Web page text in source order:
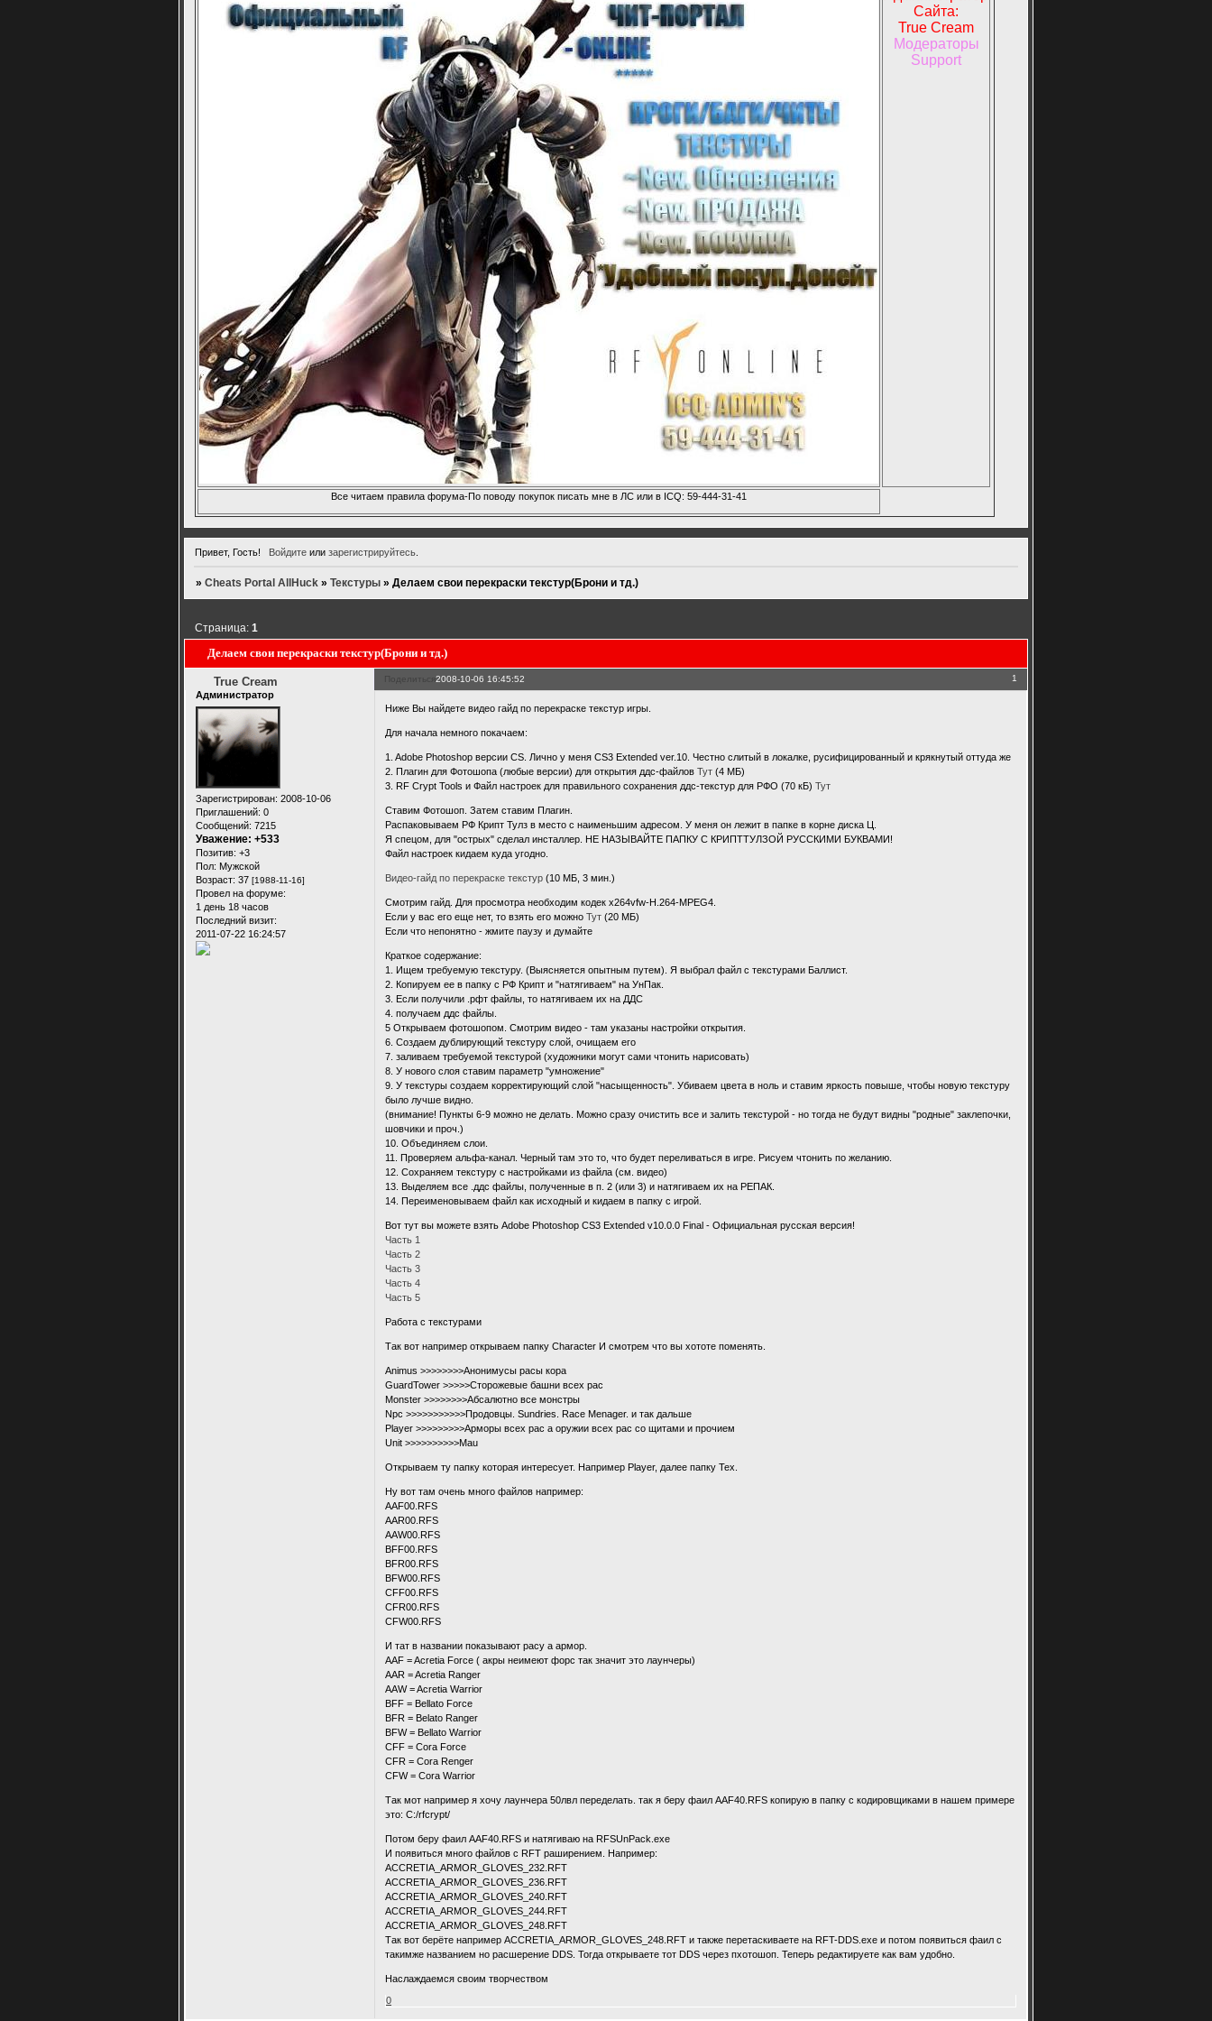
Сайта:
True Cream
Модераторы
Support
Все читаем правила форума-По поводу покупок писать мне в ЛС или в ICQ: 59-444-31-41
Привет, Гость! Войдитеили зарегистрируйтесь.
»Cheats Portal AllHuck »Текстуры »Делаем свои перекраски текстур(Брони и тд.)
Делаем свои перекраски текстур(Брони и тд.)
Страница:1
Поделиться 1
2008-10-06 16:45:52
True Cream
Администратор
Зарегистрирован: 2008-10-06
Приглашений: 0
Сообщений: 7215
Уважение: +533
Позитив: +3
Пол: Мужской
Возраст: 37 [1988-11-16]
Провел на форуме:
1 день 18 часов
Последний визит:
2011-07-22 16:24:57
Ниже Вы найдете видео гайд по перекраске текстур игры.
Для начала немного покачаем:
1. Adobe Photoshop версии CS. Лично у меня CS3 Extended ver.10. Честно слитый в локалке, русифицированный и крякнутый оттуда же
2. Плагин для Фотошопа (любые версии) для открытия ддс-файловТут (4 МБ)
3. RF Crypt Tools и Файл настроек для правильного сохранения ддс-текстур для РФО (70 кБ)Тут
Ставим Фотошоп. Затем ставим Плагин.
Распаковываем РФ Крипт Тулз в место с наименьшим адресом. У меня он лежит в папке в корне диска Ц.
Я спецом, для "острых" сделал инсталлер. НЕ НАЗЫВАЙТЕ ПАПКУ С КРИПТТУЛЗОЙ РУССКИМИ БУКВАМИ!
Файл настроек кидаем куда угодно.
Видео-гайд по перекраске текстур (10 МБ, 3 мин.)
Смотрим гайд. Для просмотра необходим кодек x264vfw-H.264-MPEG4.
Если у вас его еще нет, то взять его можноТут (20 МБ)
Если что непонятно - жмите паузу и думайте
Краткое содержание:
1. Ищем требуемую текстуру. (Выясняется опытным путем). Я выбрал файл с текстурами Баллист.
2. Копируем ее в папку с РФ Крипт и "натягиваем" на УнПак.
3. Если получили .рфт файлы, то натягиваем их на ДДС
4. получаем ддс файлы.
5 Открываем фотошопом. Смотрим видео - там указаны настройки открытия.
6. Создаем дублирующий текстуру слой, очищаем его
7. заливаем требуемой текстурой (художники могут сами чтонить нарисовать)
8. У нового слоя ставим параметр "умножение"
9. У текстуры создаем корректирующий слой "насыщенность". Убиваем цвета в ноль и ставим яркость повыше, чтобы новую текстуру
было лучше видно.
(внимание! Пункты 6-9 можно не делать. Можно сразу очистить все и залить текстурой - но тогда не будут видны "родные" заклепочки,
шовчики и проч.)
10. Объединяем слои.
11. Проверяем альфа-канал. Черный там это то, что будет переливаться в игре. Рисуем чтонить по желанию.
12. Сохраняем текстуру с настройками из файла (см. видео)
13. Выделяем все .ддс файлы, полученные в п. 2 (или 3) и натягиваем их на РЕПАК.
14. Переименовываем файл как исходный и кидаем в папку с игрой.
Вот тут вы можете взять Adobe Photoshop CS3 Extended v10.0.0 Final - Официальная русская версия!
Часть 1
Часть 2
Часть 3
Часть 4
Часть 5
Работа с текстурами
Так вот например открываем папку Character И смотрем что вы хототе поменять.
Animus >>>>>>>>Анонимусы расы кора
GuardTower >>>>>Сторожевые башни всех рас
Monster >>>>>>>>Абсалютно все монстры
Npc >>>>>>>>>>>Продовцы. Sundries. Race Menager. и так дальше
Player >>>>>>>>>Арморы всех рас а оружии всех рас со щитами и прочием
Unit >>>>>>>>>>Mau
Открываем ту папку которая интересует. Например Player, далее папку Tex.
Ну вот там очень много файлов например:
AAF00.RFS
AAR00.RFS
AAW00.RFS
BFF00.RFS
BFR00.RFS
BFW00.RFS
CFF00.RFS
CFR00.RFS
CFW00.RFS
И тат в названии показывают расу а армор.
AAF = Acretia Force ( акры неимеют форс так значит это лаунчеры)
AAR = Acretia Ranger
AAW = Acretia Warrior
BFF = Bellato Force
BFR = Belato Ranger
BFW = Bellato Warrior
CFF = Cora Force
CFR = Cora Renger
CFW = Cora Warrior
Так мот например я хочу лаунчера 50лвл переделать. так я беру фаил AAF40.RFS копирую в папку с кодировщиками в нашем примере
это: C:/rfcrypt/
Потом беру фаил AAF40.RFS и натягиваю на RFSUnPack.exe
И появиться много файлов с RFT раширением. Например:
ACCRETIA_ARMOR_GLOVES_232.RFT
ACCRETIA_ARMOR_GLOVES_236.RFT
ACCRETIA_ARMOR_GLOVES_240.RFT
ACCRETIA_ARMOR_GLOVES_244.RFT
ACCRETIA_ARMOR_GLOVES_248.RFT
Так вот берёте например ACCRETIA_ARMOR_GLOVES_248.RFT и также перетаскиваете на RFT-DDS.exe и потом появиться фаил с
такимже названием но расшерение DDS. Тогда открываете тот DDS через пхотошоп. Теперь редактируете как вам удобно.
Наслаждаемся своим творчеством
0